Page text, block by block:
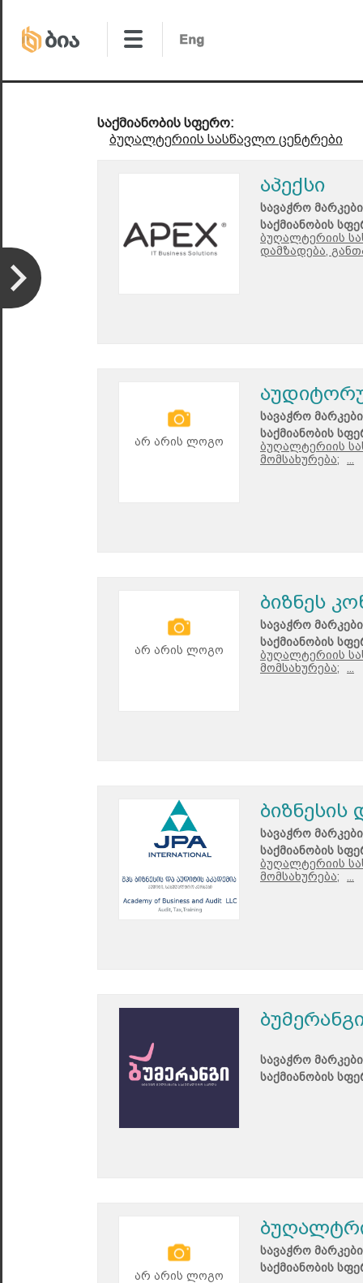
საქმიანობის სფერო:
ბუღალტერიის სასწავლო ცენტრები
აპექსი
სავაჭრო
საქმიანობის
ბუღალტერიის
დამზადება,
არ არის ლოგო
სავაჭრო
საქმიანობის
ბუღალტერიის
მომსახურება;
არ არის ლოგო
ბიზნეს
სავაჭრო
საქმიანობის
ბუღალტერიის
მომსახურება;
ბიზნესის
სავაჭრო
საქმიანობის
ბუღალტერიის
მომსახურება;
სავაჭრო
საქმიანობის
არ არის ლოგო
სავაჭრო
საქმიანობის